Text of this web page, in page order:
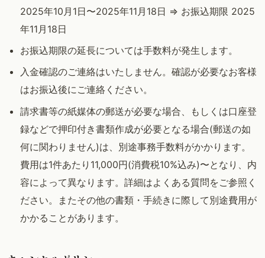
2025年10月1日〜2025年11月18日 => お振込期限 2025
年11月18日
お振込期限の延長については手数料が発生します。
入金確認のご連絡はいたしません。確認が必要なお客様
はお振込後にご連絡ください。
請求書等の紙媒体の郵送が必要な場合、もしくは口座登
録などで押印付き書類作成が必要となる場合(郵送の如
何に関わりません)は、別途事務手数料がかかります。
費用は1件あたり11,000円(消費税10%込み)〜となり、内
容によって異なります。詳細はよくある質問をご参照く
ださい。またその他の書類・手続きに際して別途費用が
かかることがあります。